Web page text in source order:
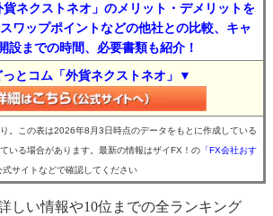
ネクストネオ」のメリット・デメリットを
ワップポイントなどの他社との比較、キャ
設までの時間、必要書類も紹介！
とコム「外貨ネクストネオ」▼
。この表は2026年8月3日時点のデータをもとに作成している
いる場合があります。最新の情報はザイFX！の 「FX会社おす
サイトなどで確認してください
しい情報や10位までの全ランキング